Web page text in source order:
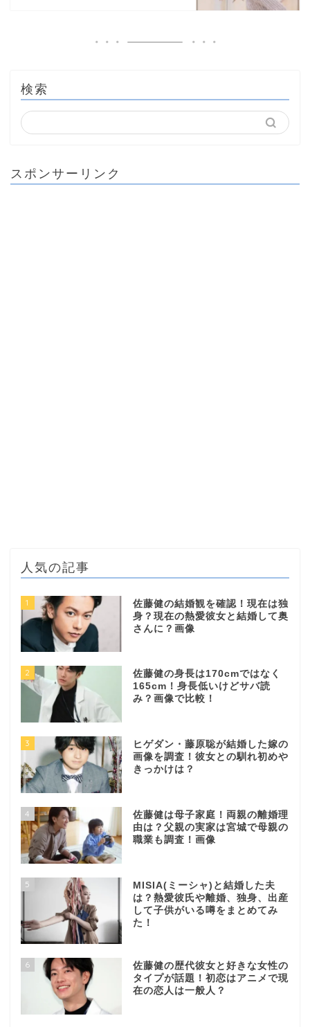
検索
スポンサーリンク
人気の記事
1
佐藤健の結婚観を確認！現在は独
身？現在の熱愛彼女と結婚して奥
さんに？画像
2
佐藤健の身長は170cmではなく
165cm！身長低いけどサバ読
み？画像で比較！
3
ヒゲダン・藤原聡が結婚した嫁の
画像を調査！彼女との馴れ初めや
きっかけは？
4
佐藤健は母子家庭！両親の離婚理
由は？父親の実家は宮城で母親の
職業も調査！画像
5
MISIA(ミーシャ)と結婚した夫
は？熱愛彼氏や離婚、独身、出産
して子供がいる噂をまとめてみ
た！
6
佐藤健の歴代彼女と好きな女性の
タイプが話題！初恋はアニメで現
在の恋人は一般人？